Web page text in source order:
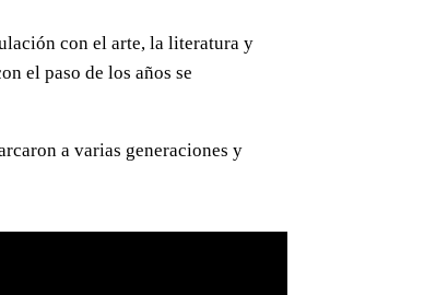
con el arte, la literatura y
el paso de los años se
a varias generaciones y